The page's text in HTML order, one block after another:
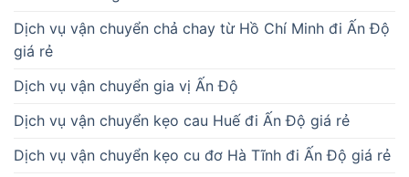
Dịch vụ vận chuyển chả chay từ Hồ Chí Minh đi Ấn Độ
giá rẻ
Dịch vụ vận chuyển gia vị Ấn Độ
Dịch vụ vận chuyển kẹo cau Huế đi Ấn Độ giá rẻ
Dịch vụ vận chuyển kẹo cu đơ Hà Tĩnh đi Ấn Độ giá rẻ